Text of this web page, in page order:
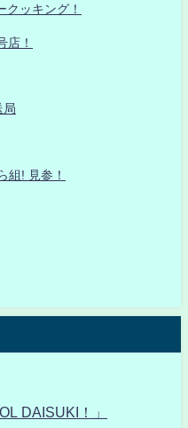
クッキング！
店！
局
組! 見参！
DAISUKI！」